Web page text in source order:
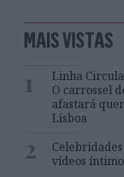
MAIS VISTAS
1
Linha
O carrossel
afastará
Lisboa
2
vídeos